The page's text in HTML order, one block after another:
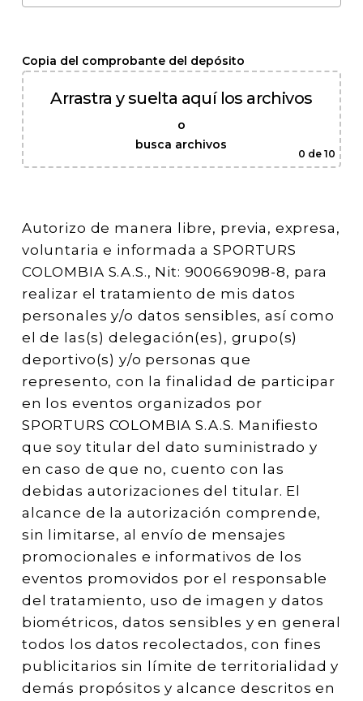
Copia del comprobante del depósito
Arrastra y suelta aquí los archivos
o
busca archivos
0 de 10
Autorizo de manera libre, previa, expresa,
voluntaria e informada a SPORTURS
COLOMBIA S.A.S., Nit: 900669098-8, para
realizar el tratamiento de mis datos
personales y/o datos sensibles, así como
el de las(s) delegación(es), grupo(s)
deportivo(s) y/o personas que
represento, con la finalidad de participar
en los eventos organizados por
SPORTURS COLOMBIA S.A.S. Manifiesto
que soy titular del dato suministrado y
en caso de que no, cuento con las
debidas autorizaciones del titular. El
alcance de la autorización comprende,
sin limitarse, al envío de mensajes
promocionales e informativos de los
eventos promovidos por el responsable
del tratamiento, uso de imagen y datos
biométricos, datos sensibles y en general
todos los datos recolectados, con fines
publicitarios sin límite de territorialidad y
demás propósitos y alcance descritos en